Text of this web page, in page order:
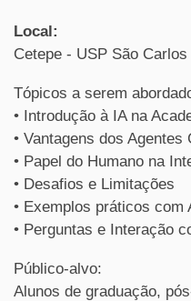
Local:
Cetepe - USP São Carlos
Tópicos a serem
• Introdução à IA na
• Vantagens dos Agentes
• Papel do Humano na
• Desafios e Limitações
• Exemplos práticos com
• Perguntas e Interação
Público-alvo:
Alunos de graduação,